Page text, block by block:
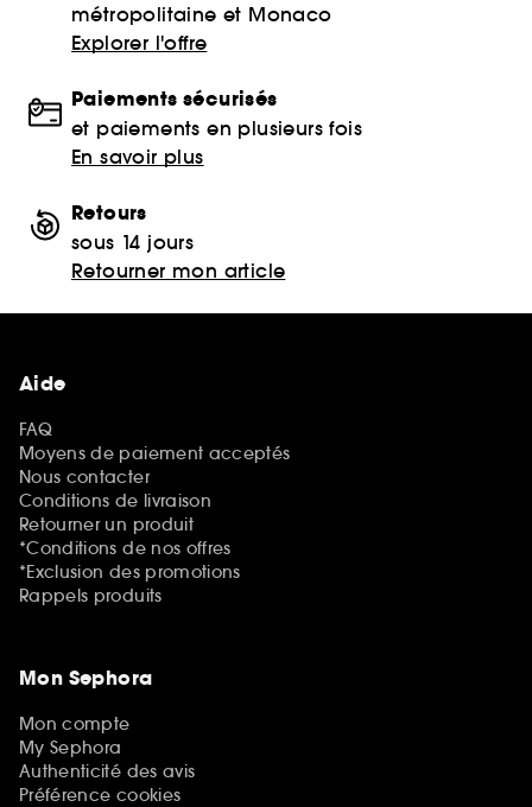
métropolitaine et Monaco
Explorer l'offre
Paiements sécurisés
et paiements en plusieurs fois
En savoir plus
Retours
sous 14 jours
Retourner mon article
Aide
FAQ
Moyens de paiement acceptés
Nous contacter
Conditions de livraison
Retourner un produit
*Conditions de nos offres
*Exclusion des promotions
Rappels produits
Mon Sephora
Mon compte
My Sephora
Authenticité des avis
Préférence cookies